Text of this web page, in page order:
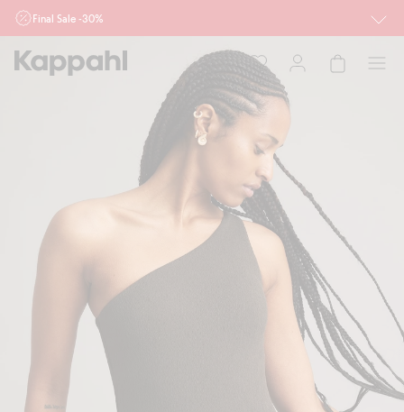
Final Sale -30%
działu outlet do 10.8 w sklepach Kappahl i Newbie oraz na kappahl.com. Ofert
nie łączymy
Mężczyzna Dziecko
Niemowlę